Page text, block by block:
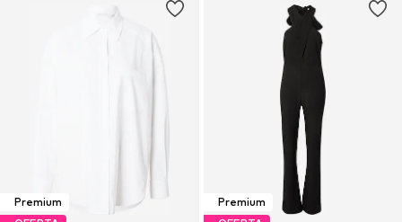
Premium
Premium